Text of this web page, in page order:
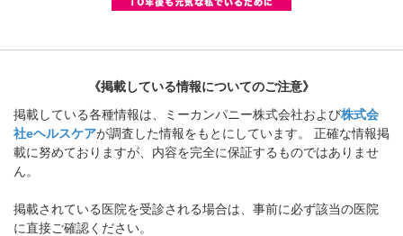
《掲載している情報についてのご注意》
掲載している各種情報は、ミーカンパニー株式会社および株式会
社eヘルスケアが調査した情報をもとにしています。 正確な情報掲
載に努めておりますが、内容を完全に保証するものではありませ
ん。
掲載されている医院を受診される場合は、事前に必ず該当の医院
に直接ご確認ください。